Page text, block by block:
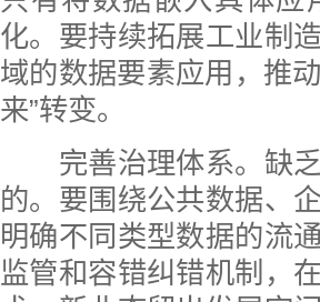
化。要持续拓展工业制
域的数据要素应用，推
来”转变。
完善治理体系。缺乏
的。要围绕公共数据、
明确不同类型数据的流
监管和容错纠错机制，